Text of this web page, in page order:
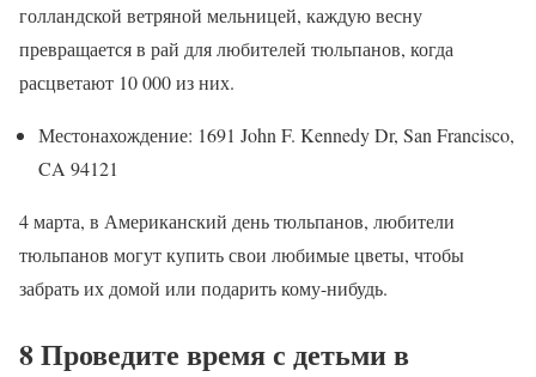
голландской ветряной мельницей, каждую весну
превращается в рай для любителей тюльпанов, когда
расцветают 10 000 из них.
Местонахождение: 1691 John F. Kennedy Dr, San Francisco,
CA 94121
4 марта, в Американский день тюльпанов, любители
тюльпанов могут купить свои любимые цветы, чтобы
забрать их домой или подарить кому-нибудь.
8 Проведите время с детьми в